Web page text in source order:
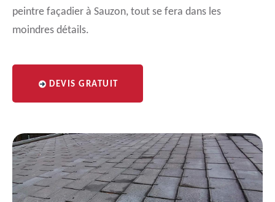
peintre façadier à Sauzon, tout se fera dans les
moindres détails.
DEVIS GRATUIT